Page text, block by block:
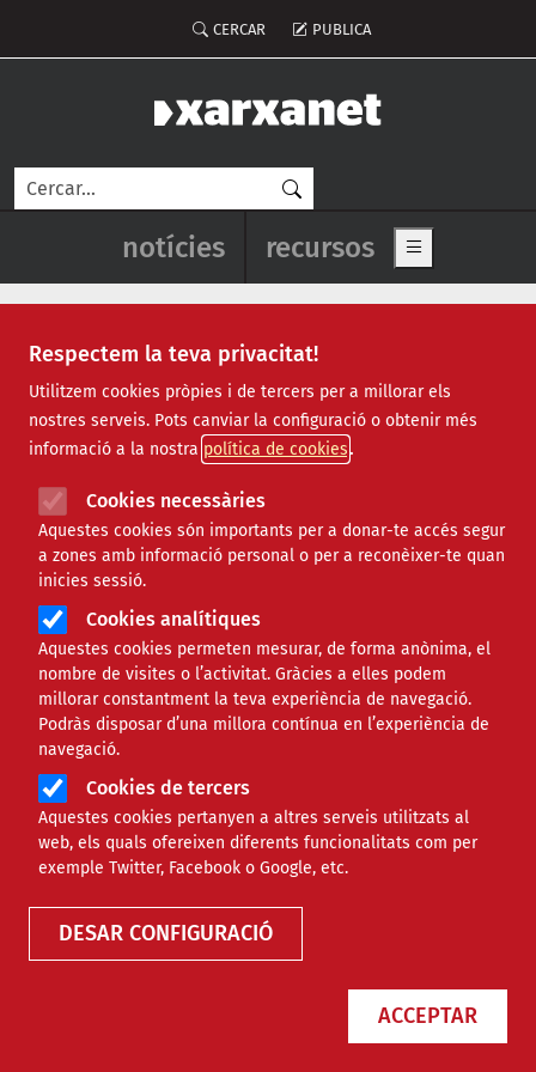
Respectem la teva privacitat!
Utilitzem cookies pròpies i de tercers per a millorar els
nostres serveis. Pots canviar la configuració o obtenir més
informació a la nostra política de cookies
Cookies necessàries
Aquestes cookies són importants per a donar-te accés segur
a zones amb informació personal o per a reconèixer-te quan
inicies sessió.
Cookies analítiques
Aquestes cookies permeten mesurar, de forma anònima, el
nombre de visites o l’activitat. Gràcies a elles podem
millorar constantment la teva experiència de navegació.
Podràs disposar d’una millora contínua en l’experiència de
navegació.
Cookies de tercers
Aquestes cookies pertanyen a altres serveis utilitzats al
web, els quals ofereixen diferents funcionalitats com per
exemple Twitter, Facebook o Google, etc.
DESAR CONFIGURACIÓ
ACCEPTAR
Menú del compte d'usuari
CERCAR PUBLICA
Cerca
Navegació principal de
notícies recursos Show main
cooperació
Nou espai virtual per connectar la
cooperació amb professionals de
la salut